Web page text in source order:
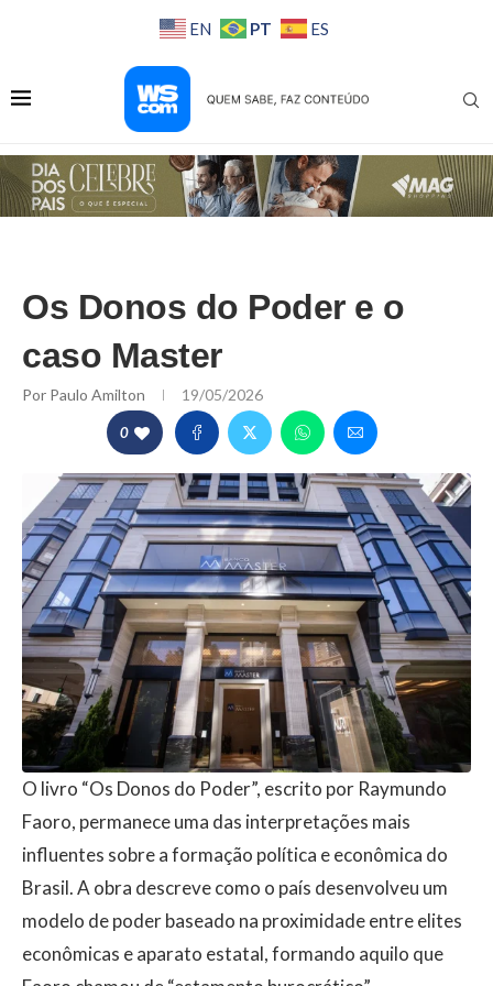
EN PT ES
Os Donos do Poder e o
caso Master
Por Paulo Amilton 19/05/2026
0
O livro “Os Donos do Poder”, escrito por Raymundo
Faoro, permanece uma das interpretações mais
influentes sobre a formação política e econômica do
Brasil. A obra descreve como o país desenvolveu um
modelo de poder baseado na proximidade entre elites
econômicas e aparato estatal, formando aquilo que